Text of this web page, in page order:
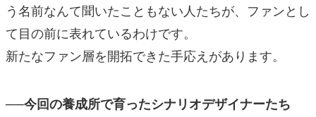
う名前なんて聞いたこともない人たちが、ファンとし
て目の前に表れているわけです。
新たなファン層を開拓できた手応えがあります。
──今回の養成所で育ったシナリオデザイナーたち